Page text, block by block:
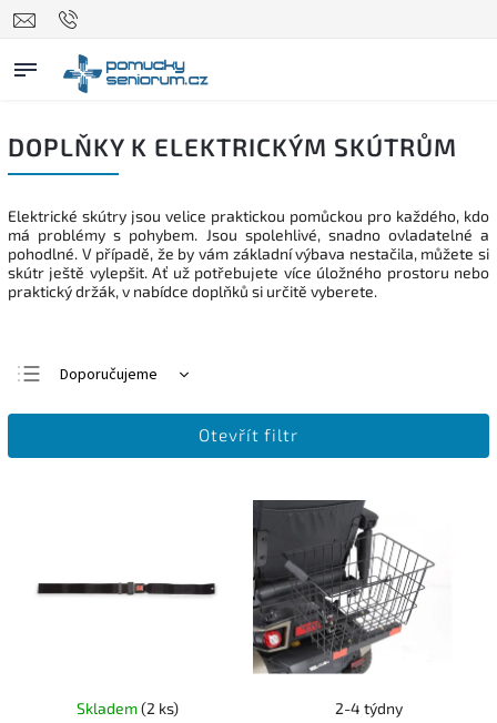
DOPLŇKY K ELEKTRICKÝM SKÚTRŮM
Elektrické skútry jsou velice praktickou pomůckou pro každého, kdo
má problémy s pohybem. Jsou spolehlivé, snadno ovladatelné a
pohodlné. V případě, že by vám základní výbava nestačila, můžete si
skútr ještě vylepšit. Ať už potřebujete více úložného prostoru nebo
praktický držák, v nabídce doplňků si určitě vyberete.
Doporučujeme
Nejlevnější
Otevřít filtr
Skladem(2 ks) 2-4 týdny